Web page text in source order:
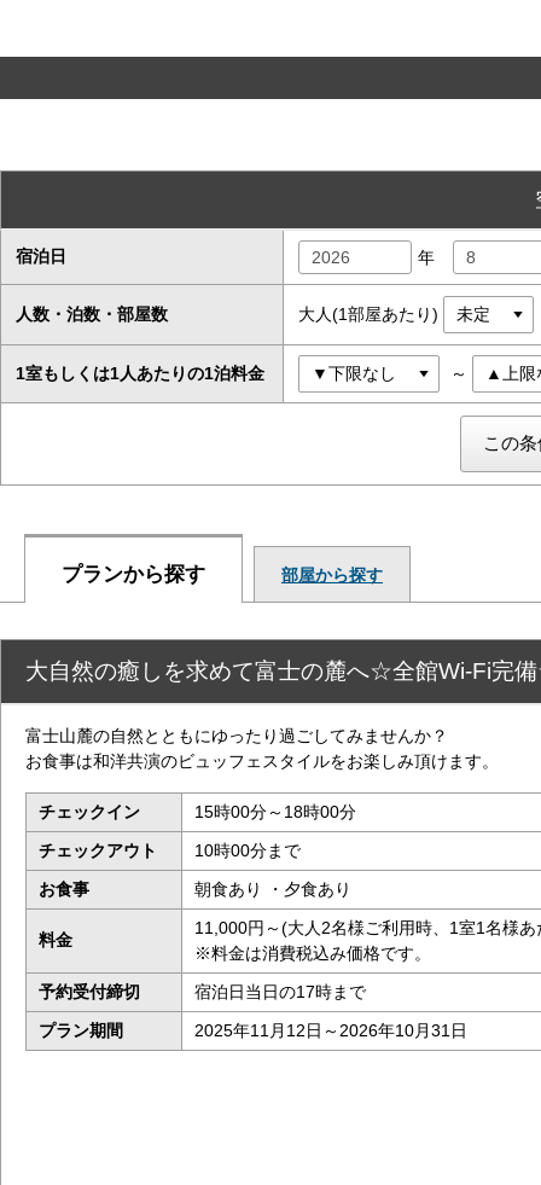
宿泊日 年
人数・泊数・部屋数 大人(1部屋あたり)
1室もしくは1人あたりの1泊料金 ～
プランから探す 部屋から探す
大自然の癒しを求めて富士の麓へ☆全館Wi-Fi完
富士山麓の自然とともにゆったり過ごしてみませんか？
お食事は和洋共演のビュッフェスタイルをお楽しみ頂けます。
チェックイン
15時00分～18時00分
チェックアウト
10時00分まで
お食事
朝食あり ・夕食あり
料金
11,000円～(大人2名様ご利用時、1室1名様あ
※料金は消費税込み価格です。
予約受付締切
宿泊日当日の17時まで
プラン期間
2025年11月12日～2026年10月31日